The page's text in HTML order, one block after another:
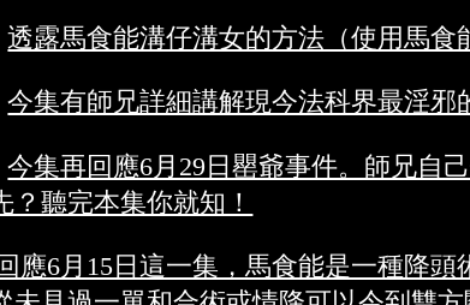
透露馬食能溝仔溝女的方法（使用馬食
今集有師兄詳細講解現今法科界最淫邪
今集再回應6月29日罌爺事件。師兄自
聽完本集你就知！
應6月15日這一集，馬食能是一種降頭